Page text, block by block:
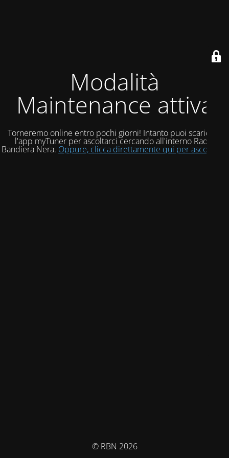
Modalità
Maintenance attiva
Torneremo online entro pochi giorni! Intanto puoi scaricare
l'app myTuner per ascoltarci cercando all'interno Radio
Bandiera Nera. Oppure, clicca direttamente qui per ascoltarci!
© RBN 2026